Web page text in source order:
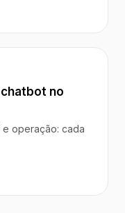
no
operação: cada